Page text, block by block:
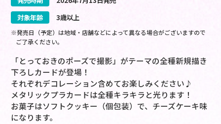
対象年齢
3歳以上
※発売日（予定）は地域・店舗などによって異なる場合がございますので
ご了承ください。
「とっておきのポーズで撮影」がテーマの全種新規描き
下ろしカードが登場！
それぞれデコレーション含めてお楽しみください♪
メタリックプラカードは全種キラキラと光ります！
お菓子はソフトクッキー（個包装）で、チーズケーキ味
になります。